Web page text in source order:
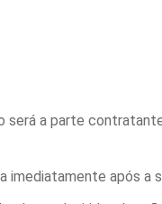
será a parte
imediatamente após a